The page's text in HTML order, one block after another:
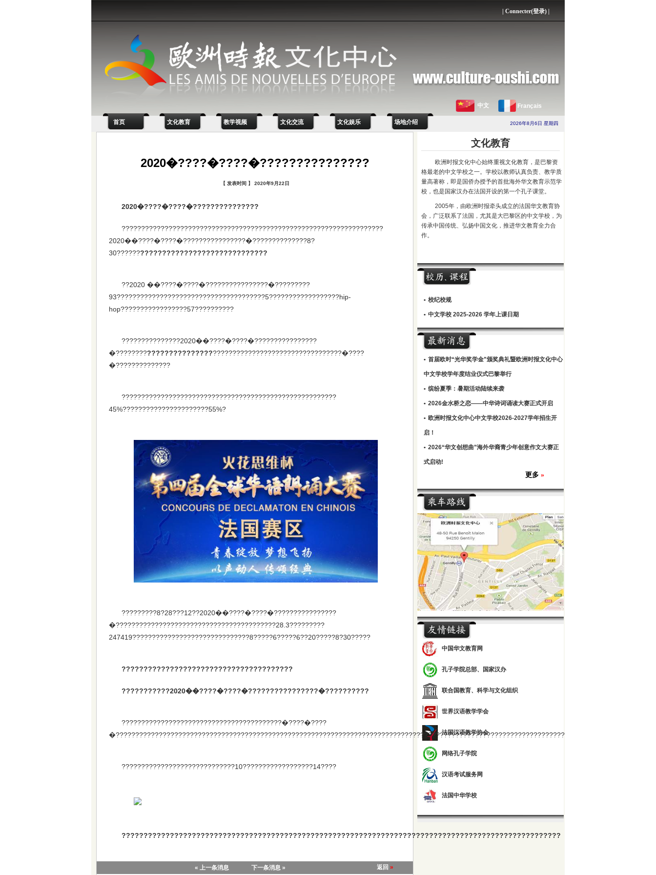
Connecter(登录)
中文 Français
首页 文化教育 教学视频 文化交流 文化娱乐 场地介绍 2026年8月6日 星期四
2020�????�????�???????????????
【 发表时间 】 2020年9月22日
2020�????�????�???????????????
???????????????????????????????????????????????????????????????????
2020��????�????�????????????????�??????????????8?
30???????????????????????????????????
??2020 ��????�????�????????????????�?????????
93??????????????????????????????????????5??????????????????hip-
hop?????????????????57??????????
???????????????2020��????�????�????????????????
�????????????????????????????????????????????????????????�????
�??????????????
???????????????????????????????????????????????????????
45%??????????????????????55%?
?????????8?28???12??2020��????�????�????????????????
�?????????????????????????????????????????28.3?????????
247419??????????????????????????????8?????6?????6??20?????8?30?????
???????????????????????????????????????
???????????2020��????�????�????????????????�??????????
?????????????????????????????????????????�????�????
?????????????????????????????10??????????????????14????
????????????????????????????????????????????????????????????????????????????????????????????????????
« 上一条消息 下一条消息 » 返回 »
文化教育
欧洲时报文化中心始终重视文化教育，是巴黎资
格最老的中文学校之一。学校以教师认真负责、教学质
量高著称，即是国侨办授予的首批海外华文教育示范学
校，也是国家汉办在法国开设的第一个孔子课堂。
2005年，由欧洲时报牵头成立的法国华文教育协
会，广泛联系了法国，尤其是大巴黎区的中文学校，为
传承中国传统、弘扬中国文化，推进华文教育全力合
作。
• 校纪校规
• 中文学校 2025-2026 学年上课日期
• 首届欧时“光华奖学金”颁奖典礼暨欧洲时报文化中心
中文学校学年度结业仪式巴黎举行
• 缤纷夏季：暑期活动陆续来袭
• 2026金水桥之恋——中华诗词诵读大赛正式开启
• 欧洲时报文化中心中文学校2026-2027学年招生开
启！
• 2026“华文创想曲”海外华裔青少年创意作文大赛正
式启动!
更多 »
中国华文教育网
孔子学院总部、国家汉办
联合国教育、科学与文化组织
世界汉语教学学会
法国汉语教学协会
网络孔子学院
汉语考试服务网
法国中华学校